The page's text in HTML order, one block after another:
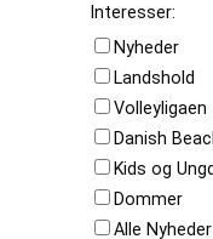
Interesser:
Nyheder
Landshold
Volleyligaen
Danish
Kids og
Dommer
Alle Nyheder